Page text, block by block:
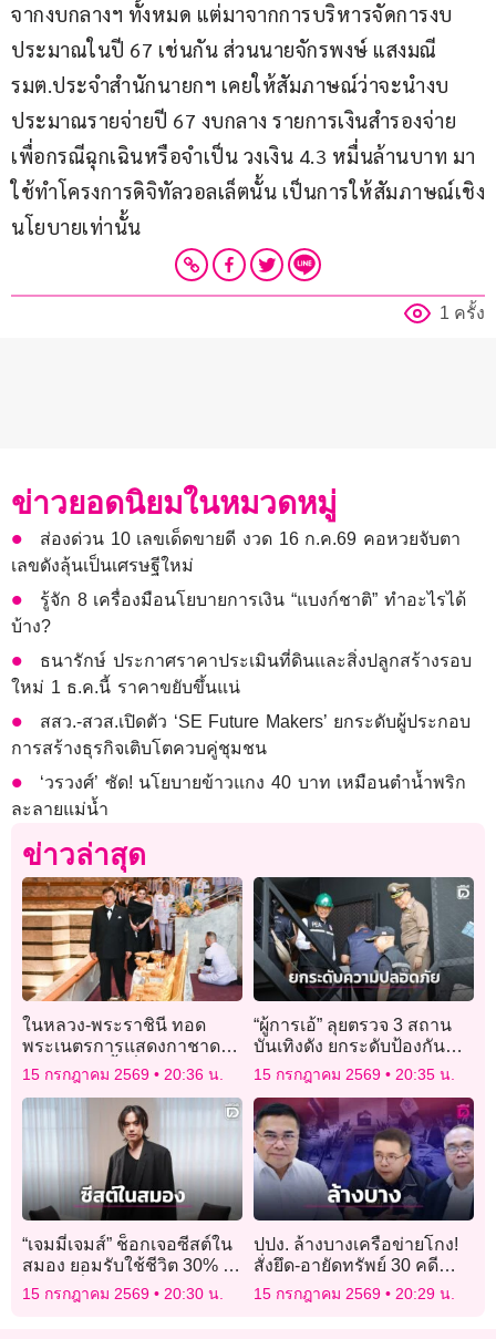
จากงบกลางฯ ทั้งหมด แต่มาจากการบริหารจัดการงบ
ประมาณในปี 67 เช่นกัน ส่วนนายจักรพงษ์ แสงมณี
รมต.ประจำสำนักนายกฯ เคยให้สัมภาษณ์ว่าจะนำงบ
ประมาณรายจ่ายปี 67 งบกลาง รายการเงินสำรองจ่าย
เพื่อกรณีฉุกเฉินหรือจำเป็น วงเงิน 4.3 หมื่นล้านบาท มา
ใช้ทำโครงการดิจิทัลวอลเล็ตนั้น เป็นการให้สัมภาษณ์เชิง
นโยบายเท่านั้น
1 ครั้ง
ข่าวยอดนิยมในหมวดหมู่
ส่องด่วน 10 เลขเด็ดขายดี งวด 16 ก.ค.69 คอหวยจับตา
เลขดังลุ้นเป็นเศรษฐีใหม่
รู้จัก 8 เครื่องมือนโยบายการเงิน “แบงก์ชาติ” ทำอะไรได้
บ้าง?
ธนารักษ์ ประกาศราคาประเมินที่ดินและสิ่งปลูกสร้างรอบ
ใหม่ 1 ธ.ค.นี้ ราคาขยับขึ้นแน่
สสว.-สวส.เปิดตัว ‘SE Future Makers’ ยกระดับผู้ประกอบ
การสร้างธุรกิจเติบโตควบคู่ชุมชน
‘วรวงศ์’ ซัด! นโยบายข้าวแกง 40 บาท เหมือนตำน้ำพริก
ละลายแม่น้ำ
ข่าวล่าสุด
ในหลวง-พระราชินี ทอด
พระเนตรการแสดงกาชาด
คอนเสิร์ตครั้งที่ 52 “STILL
ON MY MIND ธ สถิต ใน
ดวงใจนิรันดร์”
15 กรกฎาคม 2569 20:36 น.
“ผู้การเอ้” ลุยตรวจ 3 สถาน
บันเทิงดัง ยกระดับป้องกัน
ความปลอดภัย
15 กรกฎาคม 2569 20:35 น.
“เจมมี่เจมส์” ช็อกเจอซีสต์ใน
สมอง ยอมรับใช้ชีวิต 30% ไป
กับการดื่ม!
15 กรกฎาคม 2569 20:30 น.
ปปง. ล้างบางเครือข่ายโกง!
สั่งยึด-อายัดทรัพย์ 30 คดี
ใหญ่ มูลค่าทะลุ 1,086 ล้าน
15 กรกฎาคม 2569 20:29 น.